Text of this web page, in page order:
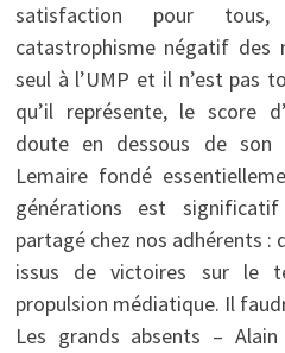
satisfaction pour
catastrophisme négatif des
seul à l’UMP et il n’est pas
qu’il représente, le score
doute en dessous de son
Lemaire fondé
générations est
partagé chez nos adhérents :
issus de victoires sur le
propulsion médiatique. Il
Les grands absents –